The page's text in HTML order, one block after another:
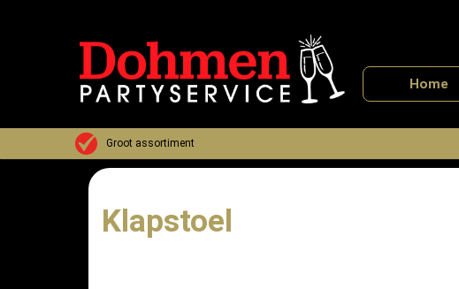
Home
Groot assortiment
Assortiment Partyverhuur Meubilair & Toebehoren
Klapstoel